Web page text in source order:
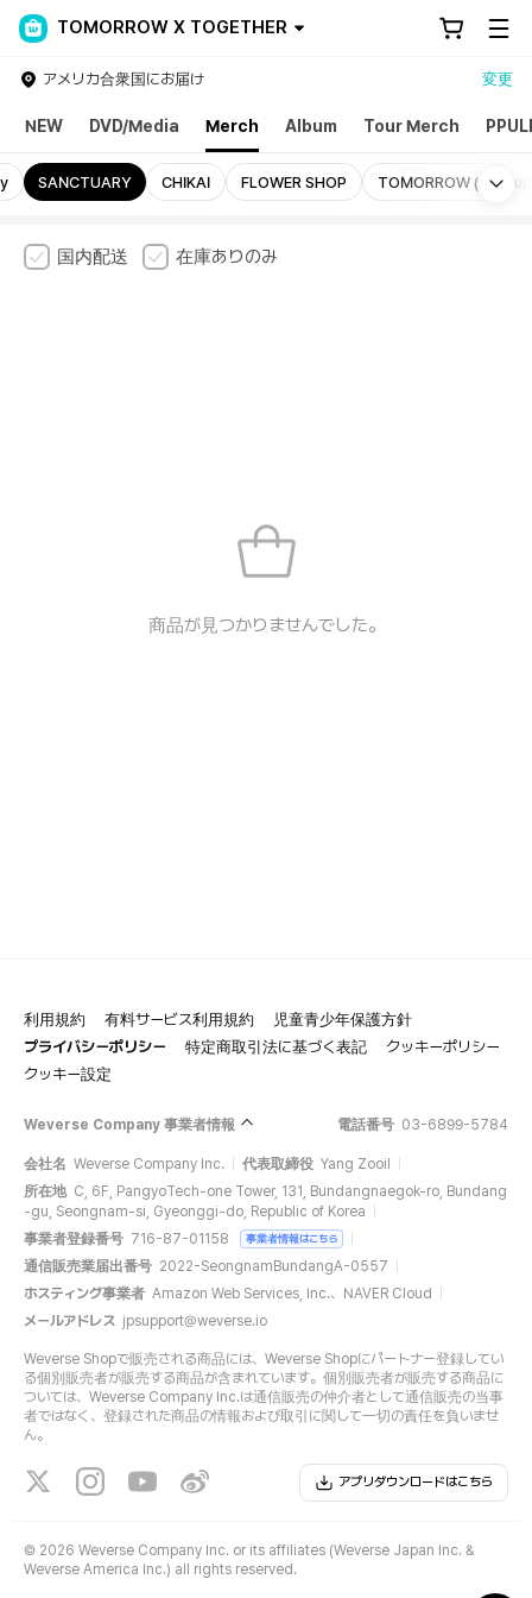
TOMORROW X TOGETHER
アメリカ合衆国にお届け 変更
NEW DVD/Media Merch Album Tour Merch
SANCTUARY CHIKAI FLOWER SHOP TOMORROW (Pop-
国内配送 在庫ありのみ
商品が見つかりませんでした。
利用規約 有料サービス利用規約
児童青少年保護方針
プライバシーポリシー
特定商取引法に基づく表記
クッキーポリシー
クッキー設定
Weverse Company 事業者情報 電話番号 03-6899-5784
会社名 Weverse Company Inc. 代表取締役 Yang Zooil
所在地 C, 6F, PangyoTech-one Tower, 131, Bundangnaegok-ro, Bundang
-gu, Seongnam-si, Gyeonggi-do, Republic of Korea
事業者登録番号 716-87-01158 事業者情報はこちら
通信販売業届出番号 2022-SeongnamBundangA-0557
ホスティング事業者 Amazon Web Services, Inc.、NAVER Cloud
メールアドレス jpsupport@weverse.io
Weverse Shopで販売される商品には、Weverse Shopにパートナー登録してい
る個別販売者が販売する商品が含まれています。個別販売者が販売する商品に
ついては、Weverse Company Inc.は通信販売の仲介者として通信販売の当事
者ではなく、登録された商品の情報および取引に関して一切の責任を負いませ
ん。
アプリダウンロードはこちら
© 2026 Weverse Company Inc. or its affiliates (Weverse Japan Inc. &
Weverse America Inc.) all rights reserved.